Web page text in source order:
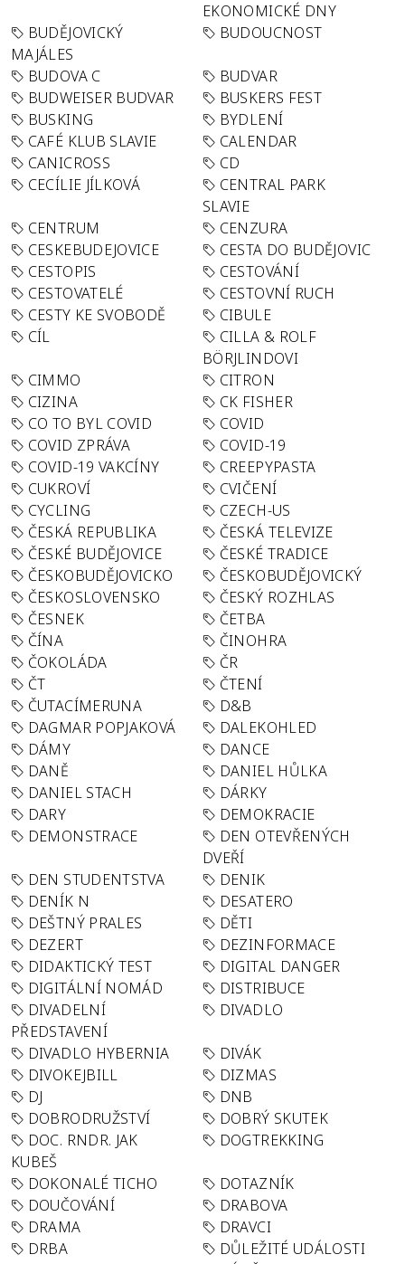
EKONOMICKÉ DNY
BUDĚJOVICKÝ
MAJÁLES
BUDOUCNOST
BUDOVA C
BUDVAR
BUDWEISER BUDVAR
BUSKERS FEST
BUSKING
BYDLENÍ
CAFÉ KLUB SLAVIE
CALENDAR
CANICROSS
CD
CECÍLIE JÍLKOVÁ
CENTRAL PARK
SLAVIE
CENTRUM
CENZURA
CESKEBUDEJOVICE
CESTA DO BUDĚJOVIC
CESTOPIS
CESTOVÁNÍ
CESTOVATELÉ
CESTOVNÍ RUCH
CESTY KE SVOBODĚ
CIBULE
CÍL
CILLA & ROLF
BÖRJLINDOVI
CIMMO
CITRON
CIZINA
CK FISHER
CO TO BYL COVID
COVID
COVID ZPRÁVA
COVID-19
COVID-19 VAKCÍNY
CREEPYPASTA
CUKROVÍ
CVIČENÍ
CYCLING
CZECH-US
ČESKÁ REPUBLIKA
ČESKÁ TELEVIZE
ČESKÉ BUDĚJOVICE
ČESKÉ TRADICE
ČESKOBUDĚJOVICKO
ČESKOBUDĚJOVICKÝ
ČESKOSLOVENSKO
ČESKÝ ROZHLAS
ČESNEK
ČETBA
ČÍNA
ČINOHRA
ČOKOLÁDA
ČR
ČT
ČTENÍ
ČUTACÍMERUNA
D&B
DAGMAR POPJAKOVÁ
DALEKOHLED
DÁMY
DANCE
DANĚ
DANIEL HŮLKA
DANIEL STACH
DÁRKY
DARY
DEMOKRACIE
DEMONSTRACE
DEN OTEVŘENÝCH
DVEŘÍ
DEN STUDENTSTVA
DENIK
DENÍK N
DESATERO
DEŠTNÝ PRALES
DĚTI
DEZERT
DEZINFORMACE
DIDAKTICKÝ TEST
DIGITAL DANGER
DIGITÁLNÍ NOMÁD
DISTRIBUCE
DIVADELNÍ
PŘEDSTAVENÍ
DIVADLO
DIVADLO HYBERNIA
DIVÁK
DIVOKEJBILL
DIZMAS
DJ
DNB
DOBRODRUŽSTVÍ
DOBRÝ SKUTEK
DOC. RNDR. JAK
KUBEŠ
DOGTREKKING
DOKONALÉ TICHO
DOTAZNÍK
DOUČOVÁNÍ
DRABOVA
DRAMA
DRAVCI
DRBA
DŮLEŽITÉ UDÁLOSTI